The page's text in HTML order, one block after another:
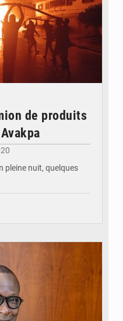
de produits
pleine nuit, quelques